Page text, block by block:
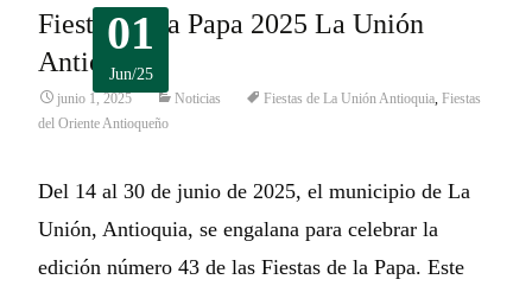
01
Jun/25
Fiestas de la Papa 2025 La Unión
Antioquia
junio 1, 2025 Noticias Fiestas de La Unión Antioquia, Fiestas
del Oriente Antioqueño
Del 14 al 30 de junio de 2025, el municipio de La
Unión, Antioquia, se engalana para celebrar la
edición número 43 de las Fiestas de la Papa. Este